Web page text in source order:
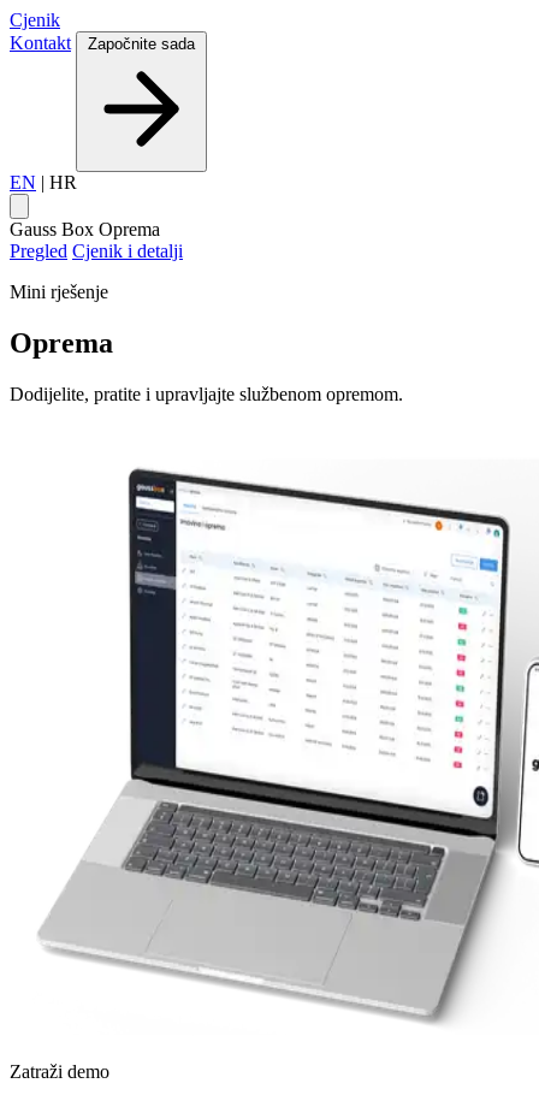
Cjenik
Kontakt
Započnite sada
EN | HR
Gauss Box Oprema
Pregled Cjenik i detalji
Mini rješenje
Oprema
Dodijelite, pratite i upravljajte službenom opremom.
Zatraži demo